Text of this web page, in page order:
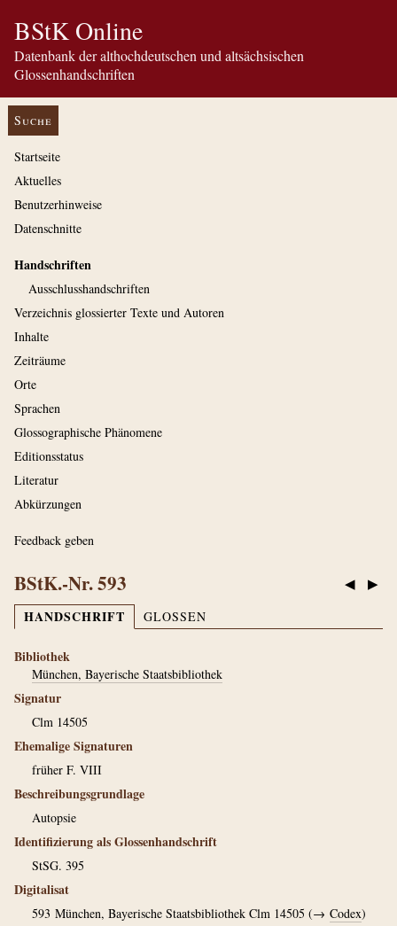
BStK Online
Datenbank der althochdeutschen und altsächsischen
Glossenhandschriften
Suche
Startseite
Aktuelles
Benutzerhinweise
Datenschnitte
Handschriften
Ausschluss­handschriften
Verzeichnis glossierter Texte und Autoren
Inhalte
Zeiträume
Orte
Sprachen
Glossographische Phänomene
Editionsstatus
Literatur
Abkürzungen
Feedback geben
◀ ▶
BStK.-Nr. 593
HANDSCHRIFT GLOSSEN
Bibliothek
München, Bayerische Staatsbibliothek
Signatur
Clm 14505
Ehemalige Signaturen
früher F. VIII
Beschreibungsgrundlage
Autopsie
Identifizierung als Glossenhandschrift
StSG. 395
Digitalisat
593 München, Bayerische Staatsbibliothek Clm 14505 (→ Codex)